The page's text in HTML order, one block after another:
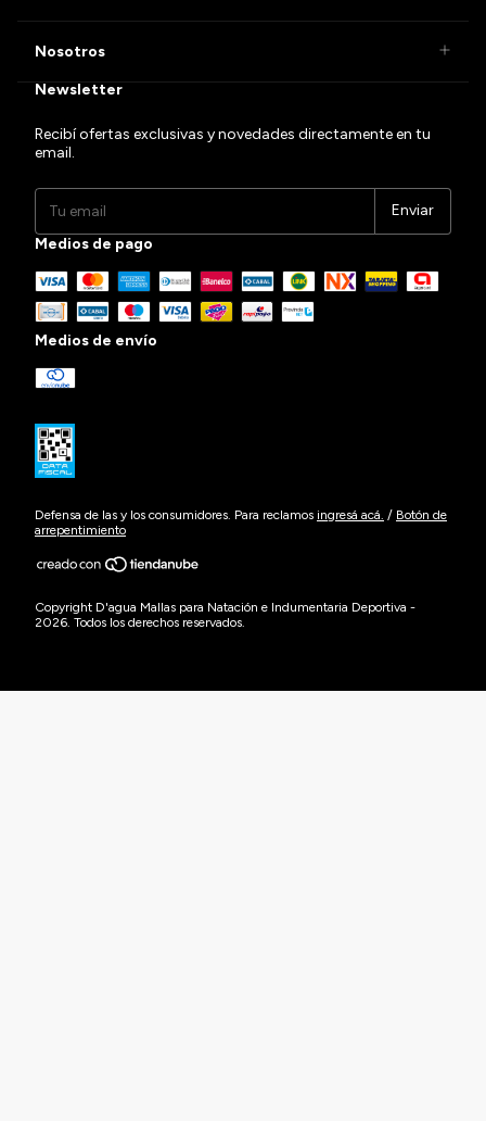
Nosotros
Newsletter
Recibí ofertas exclusivas y novedades directamente en tu
email.
Medios de pago
Medios de envío
Defensa de las y los consumidores. Para reclamos ingresá acá. / Botón de
arrepentimiento
Copyright D'agua Mallas para Natación e Indumentaria Deportiva -
2026. Todos los derechos reservados.